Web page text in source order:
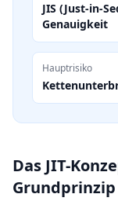
JIS (Just-in-
Genauigkeit
Hauptrisiko
Das JIT-
Grundprinzip